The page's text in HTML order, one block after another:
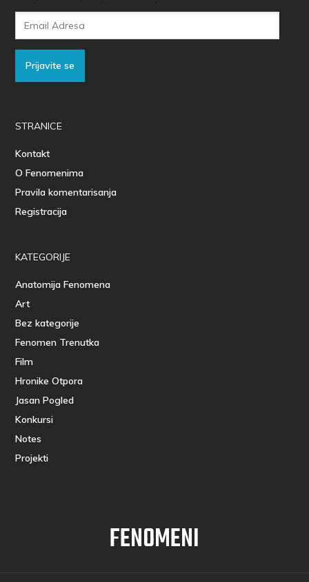
Prijavite se
STRANICE
Kontakt
O Fenomenima
Pravila komentarisanja
Registracija
KATEGORIJE
Anatomija Fenomena
Art
Bez kategorije
Fenomen Trenutka
Film
Hronike Otpora
Jasan Pogled
Konkursi
Notes
Projekti
FENOMENI